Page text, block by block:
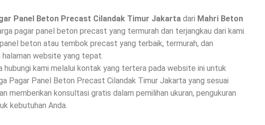
Panel Beton Precast Cilandak Timur Jakarta dari Mahri Beton
pagar panel beton precast yang termurah dan terjangkau dari kami.
beton atau tembok precast yang terbaik, termurah, dan
halaman website yang tepat.
hubungi kami melalui kontak yang tertera pada website ini untuk
Pagar Panel Beton Precast Cilandak Timur Jakarta yang sesuai
memberikan konsultasi gratis dalam pemilihan ukuran, pengukuran
kebutuhan Anda.